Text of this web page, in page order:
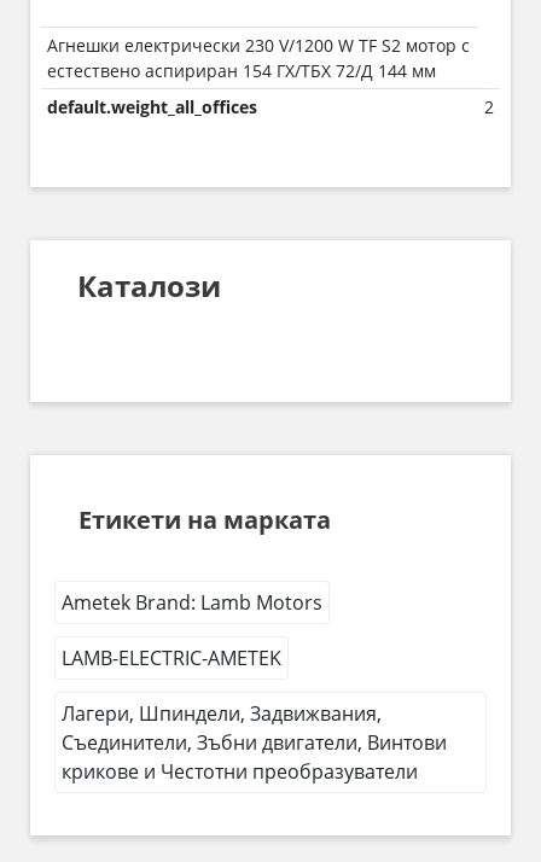
Агнешки електрически 230 V/1200 W TF S2 мотор с
естествено аспириран 154 ГХ/ТБХ 72/Д 144 мм
default.weight_all_offices
2
Каталози
Етикети на марката
Ametek Brand: Lamb Motors
LAMB-ELECTRIC-AMETEK
Лагери, Шпиндели, Задвижвания,
Съединители, Зъбни двигатели, Винтови
крикове и Честотни преобразуватели